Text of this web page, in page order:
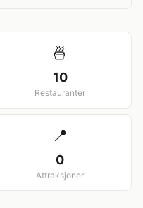
🍜
10
Restauranter
📍
0
Attraksjoner